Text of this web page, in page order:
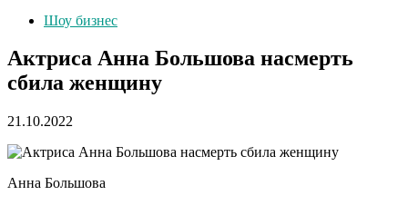
Шоу бизнес
Актриса Анна Большова насмерть
сбила женщину
21.10.2022
Анна Большова